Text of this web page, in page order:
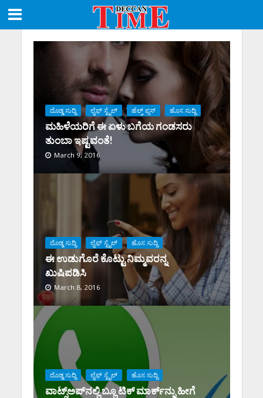
ದೊಡ್ಡ ಸುದ್ದಿ ಲೈಫ್ ಸ್ಟೈಲ್ ಹೆಲ್ತ್ ಪ್ಲಸ್ ಹೊಸ ಸುದ್ದಿ
ಮಹಿಳೆಯರಿಗೆ ಈ ಏಳು ಬಗೆಯ ಗಂಡಸರು
ತುಂಬಾ ಇಷ್ಟವಂತೆ!
March 9, 2016
ದೊಡ್ಡ ಸುದ್ದಿ ಲೈಫ್ ಸ್ಟೈಲ್ ಹೊಸ ಸುದ್ದಿ
ಈ ಉಡುಗೊರೆ ಕೊಟ್ಟು ನಿಮ್ಮವರನ್ನ
ಖುಷಿಪಡಿಸಿ
March 8, 2016
ದೊಡ್ಡ ಸುದ್ದಿ ಲೈಫ್ ಸ್ಟೈಲ್ ಹೊಸ ಸುದ್ದಿ
ವಾಟ್ಸ್‌ಅಪ್‌ನಲ್ಲಿ ಬ್ಲೂ ಟಿಕ್‌ ಮಾರ್ಕ್‌ನ್ನು ಹೀಗೆ